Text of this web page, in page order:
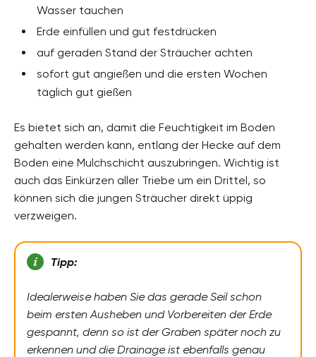
Wasser tauchen
Erde einfüllen und gut festdrücken
auf geraden Stand der Sträucher achten
sofort gut angießen und die ersten Wochen
täglich gut gießen
Es bietet sich an, damit die Feuchtigkeit im Boden
gehalten werden kann, entlang der Hecke auf dem
Boden eine Mulchschicht auszubringen. Wichtig ist
auch das Einkürzen aller Triebe um ein Drittel, so
können sich die jungen Sträucher direkt üppig
verzweigen.
Tipp:
Idealerweise haben Sie das gerade Seil schon
beim ersten Ausheben und Vorbereiten der Erde
gespannt, denn so ist der Graben später noch zu
erkennen und die Drainage ist ebenfalls genau